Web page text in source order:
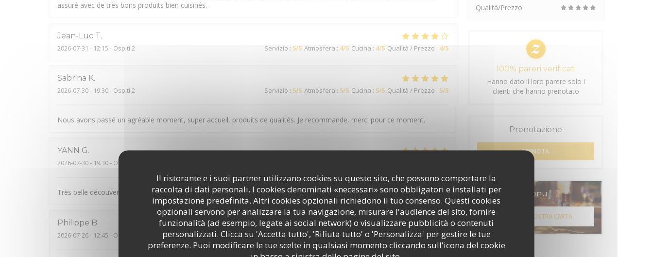
Il ristorante e i suoi partner utilizzano cookies su questo sito, che possono comportare la
raccolta di dati personali. I cookies denominati «necessari» sono obbligatori e installati per
impostazione predefinita. Altri cookies opzionali richiedono il tuo consenso. Questi cookies
opzionali servono per analizzare la tua navigazione, misurare l'audience del sito, fornire
funzionalità (ad esempio, legate ai social network) o visualizzare pubblicità o contenuti
personalizzati. Clicca su 'Accetta tutto', 'Rifiuta tutto' o 'Personalizza' per gestire le tue
preferenze. Puoi modificare le tue scelte in qualsiasi momento cliccando sull'icona del cookie
assuré avec de très bons produits bien cuisinés.
Jean-Luc T
2026-07-31 - 12:15 - Ospiti 2 Servizio : 5/5 Atmosfera : 4/5 Cucina : 4/5 Qualità / Prezzo : 4/5
Sabrina K
2026-07-30- 19:30 - Ospiti 2 Servizio : 5/5 Atmosfera : 5/5 Cucina : 5/5 Qualità / Prezzo : 5/5
Nous avons passé un agréable moment, super accueil, produits de qualités. Je recommande, merci pour ce moment.
YANN G
2026-07-30- 19:30 - Ospiti 2
Très belle découverte. Bon accueil. Plats originaux avec des produits locaux.
Philippe B
2026-07-26- 12:45 - Ospiti 2 Servizio :5/5 Atmosfera: 5/5 Cucina : 5/5 Qualità / Prezzo: 5/5
Qualità/Prezzo
100% pareri verificati
Hanno dato il loro parere solo i
clienti che hanno prenotato
Prenotazione
PRENOTA
Menu
SCOPRI LA NOSTRA CARTA